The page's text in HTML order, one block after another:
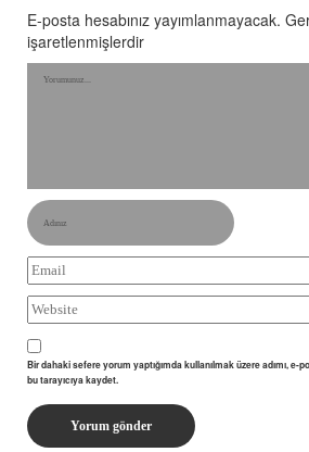
E-posta hesabınız yayımlanmayacak.
işaretlenmişlerdir
Bir dahaki sefere yorum yaptığımda kullanılmak üzere adımı,
bu tarayıcıya kaydet.